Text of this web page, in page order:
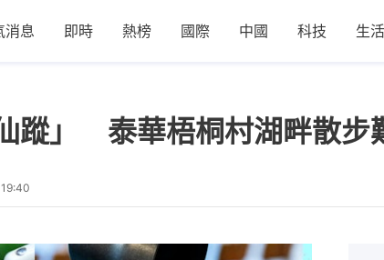
消息 即時 熱榜 國際 中國 科技 生活
蹤」 泰華梧桐村湖畔散步